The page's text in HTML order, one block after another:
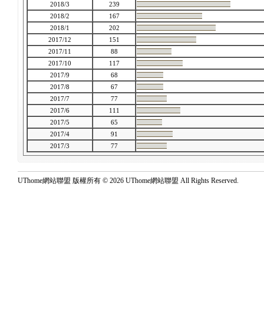
2018/3
239
2018/2
167
2018/1
202
2017/12
151
2017/11
88
2017/10
117
2017/9
68
2017/8
67
2017/7
77
2017/6
111
2017/5
65
2017/4
91
2017/3
77
UThome網站聯盟 版權所有 © 2026 UThome網站聯盟 All Rights Reserved.